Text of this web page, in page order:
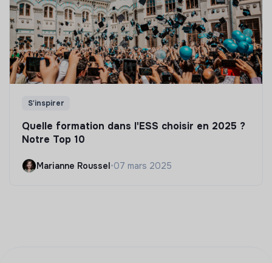
S'inspirer
Quelle formation dans l'ESS choisir en 2025 ?
Notre Top 10
Marianne Roussel•07 mars 2025